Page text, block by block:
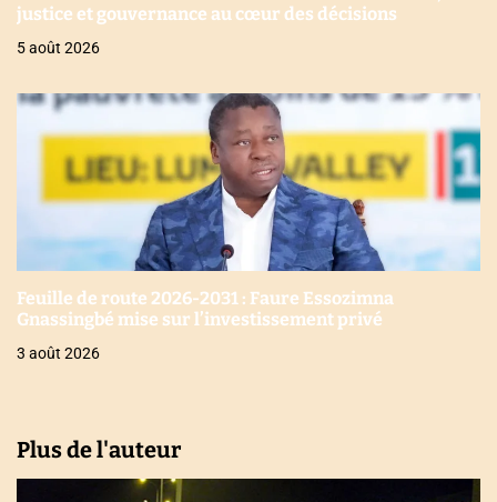
justice et gouvernance au cœur des décisions
5 août 2026
Feuille de route 2026-2031 : Faure Essozimna
Gnassingbé mise sur l’investissement privé
3 août 2026
Plus de l'auteur